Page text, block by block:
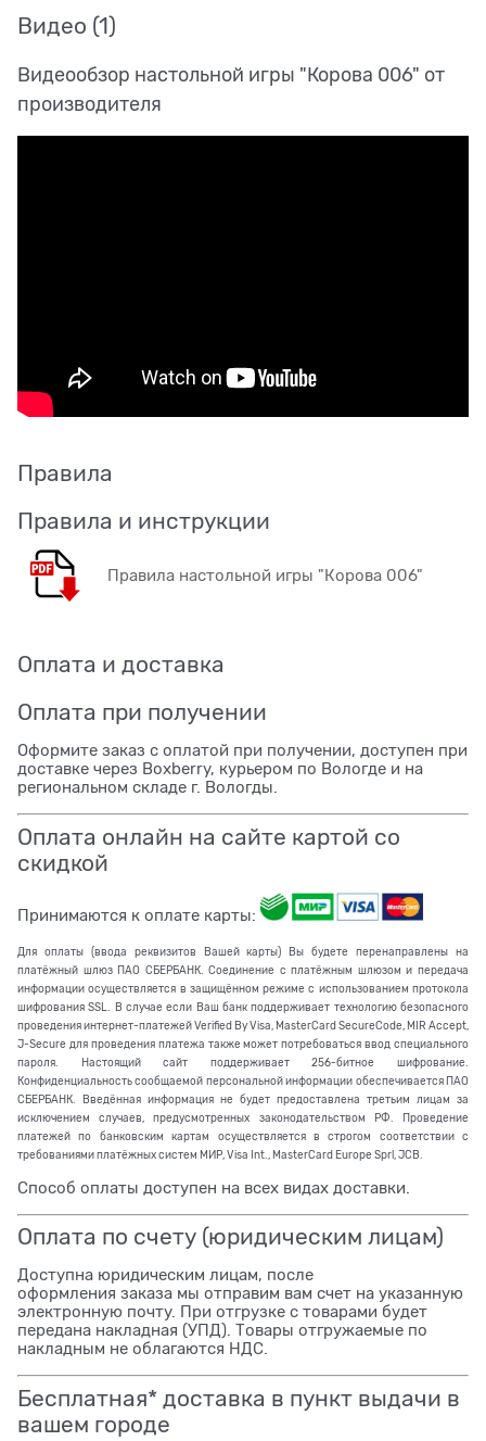
Видео (1)
Видеообзор настольной игры "Корова 006" от
производителя
Правила
Правила и инструкции
Правила настольной игры "Корова 006"
Оплата и доставка
Оплата при получении
Оформите заказ с оплатой при получении, доступен при
доставке через Boxberry, курьером по Вологде и на
региональном складе г. Вологды.
Оплата онлайн на сайте картой со
скидкой
Принимаются к оплате карты:
Для оплаты (ввода реквизитов Вашей карты) Вы будете перенаправлены на
платёжный шлюз ПАО СБЕРБАНК. Соединение с платёжным шлюзом и передача
информации осуществляется в защищённом режиме с использованием протокола
шифрования SSL. В случае если Ваш банк поддерживает технологию безопасного
проведения интернет-платежей Verified By Visa, MasterCard SecureCode, MIR Accept,
J-Secure для проведения платежа также может потребоваться ввод специального
пароля. Настоящий сайт поддерживает 256-битное шифрование.
Конфиденциальность сообщаемой персональной информации обеспечивается ПАО
СБЕРБАНК. Введённая информация не будет предоставлена третьим лицам за
исключением случаев, предусмотренных законодательством РФ. Проведение
платежей по банковским картам осуществляется в строгом соответствии с
требованиями платёжных систем МИР, Visa Int., MasterCard Europe Sprl, JCB.
Способ оплаты доступен на всех видах доставки.
Оплата по счету (юридическим лицам)
Доступна юридическим лицам, после
оформления заказа мы отправим вам счет на указанную
электронную почту. При отгрузке с товарами будет
передана накладная (УПД). Товары отгружаемые по
накладным не облагаются НДС.
Бесплатная* доставка в пункт выдачи в
вашем городе